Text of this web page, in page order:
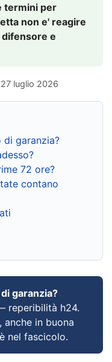
termini per
non e' reagire
e
27 luglio 2026
di garanzia?
72 ore?
contano
garanzia?
reperibilità h24.
anche in buona
nel fascicolo.